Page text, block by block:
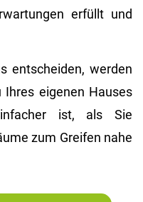
erfüllt und
entscheiden, werden
eigenen Hauses
ist, als Sie
zum Greifen nahe